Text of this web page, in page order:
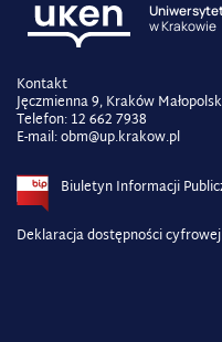
w Krakowie
Kontakt
Jęczmienna 9, Kraków
Telefon: 12 662 7938
E-mail: obm@up.krakow.pl
Biuletyn Informacji
Deklaracja dostępności cyfrowej